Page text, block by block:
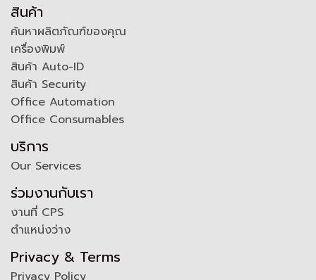
สินค้า
ค้นหาผลิตภัณฑ์ของคุณ
เครื่องพิมพ์
สินค้า Auto-ID
สินค้า Security
Office Automation
Office Consumables
บริการ
Our Services
ร่วมงานกับเรา
งานที่ CPS
ตำแหน่งว่าง
Privacy & Terms
Privacy Policy